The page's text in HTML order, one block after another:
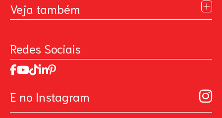
Contato
Trabalhe Conosco
Relatório de Sustentabilidade 2025
Código de ética
Acionistas
Prevenir Não Dói
Veja também
MasterChef
Art Of Love
Seja um distribuidor de Limpeza Profissional
Redes Sociais
E no Instagram